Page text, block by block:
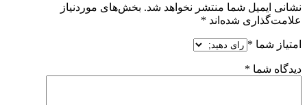
نشانی ایمیل شما منتشر نخواهد شد. بخش‌های موردنیاز
علامت‌گذاری شده‌اند *
امتیاز شما *
دیدگاه شما *